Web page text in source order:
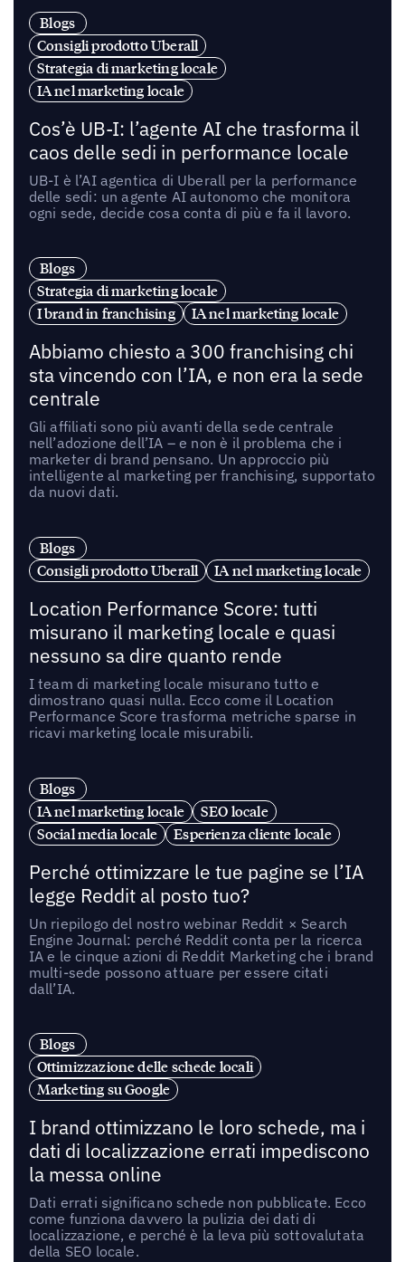
Blogs
Consigli prodotto Uberall
Strategia di marketing locale
IA nel marketing locale
Cos’è UB-I: l’agente AI che trasforma il
caos delle sedi in performance locale
UB-I è l’AI agentica di Uberall per la performance
delle sedi: un agente AI autonomo che monitora
ogni sede, decide cosa conta di più e fa il lavoro.
Blogs
Strategia di marketing locale
I brand in franchising
IA nel marketing locale
Abbiamo chiesto a 300 franchising chi
sta vincendo con l’IA, e non era la sede
centrale
Gli affiliati sono più avanti della sede centrale
nell’adozione dell’IA – e non è il problema che i
marketer di brand pensano. Un approccio più
intelligente al marketing per franchising, supportato
da nuovi dati.
Blogs
Consigli prodotto Uberall
IA nel marketing locale
Location Performance Score: tutti
misurano il marketing locale e quasi
nessuno sa dire quanto rende
I team di marketing locale misurano tutto e
dimostrano quasi nulla. Ecco come il Location
Performance Score trasforma metriche sparse in
ricavi marketing locale misurabili.
Blogs
IA nel marketing locale
SEO locale
Social media locale
Esperienza cliente locale
Perché ottimizzare le tue pagine se l’IA
legge Reddit al posto tuo?
Un riepilogo del nostro webinar Reddit × Search
Engine Journal: perché Reddit conta per la ricerca
IA e le cinque azioni di Reddit Marketing che i brand
multi-sede possono attuare per essere citati
dall’IA.
Blogs
Ottimizzazione delle schede locali
Marketing su Google
I brand ottimizzano le loro schede, ma i
dati di localizzazione errati impediscono
la messa online
Dati errati significano schede non pubblicate. Ecco
come funziona davvero la pulizia dei dati di
localizzazione, e perché è la leva più sottovalutata
della SEO locale.